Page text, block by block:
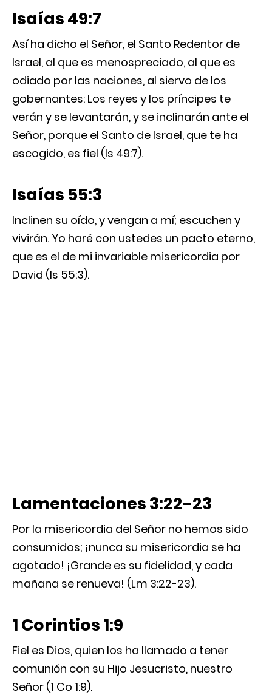
Isaías 49:7
Así ha dicho el Señor, el Santo Redentor de
Israel, al que es menospreciado, al que es
odiado por las naciones, al siervo de los
gobernantes: Los reyes y los príncipes te
verán y se levantarán, y se inclinarán ante el
Señor, porque el Santo de Israel, que te ha
escogido, es fiel (Is 49:7).
Isaías 55:3
Inclinen su oído, y vengan a mí; escuchen y
vivirán. Yo haré con ustedes un pacto eterno,
que es el de mi invariable misericordia por
David (Is 55:3).
Lamentaciones 3:22-23
Por la misericordia del Señor no hemos sido
consumidos; ¡nunca su misericordia se ha
agotado! ¡Grande es su fidelidad, y cada
mañana se renueva! (Lm 3:22-23).
1 Corintios 1:9
Fiel es Dios, quien los ha llamado a tener
comunión con su Hijo Jesucristo, nuestro
Señor (1 Co 1:9).